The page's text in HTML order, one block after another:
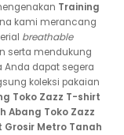
Training
kami merancang
breathable
serta mendukung
Anda dapat segera
koleksi pakaian
Toko Zazz T-shirt
Abang Toko Zazz
Grosir Metro Tanah